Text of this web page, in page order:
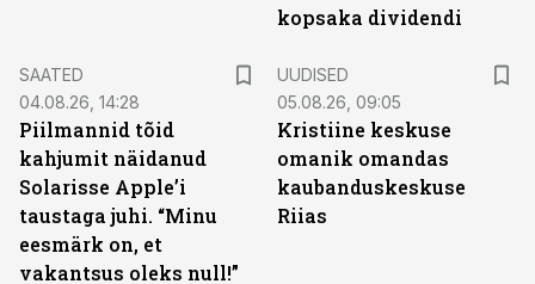
kopsaka dividendi
SAATED
04.08.26, 14:28
Piilmannid tõid
kahjumit näidanud
Solarisse Apple’i
taustaga juhi. “Minu
eesmärk on, et
vakantsus oleks null!”
UUDISED
05.08.26, 09:05
Kristiine keskuse
omanik omandas
kaubanduskeskuse
Riias